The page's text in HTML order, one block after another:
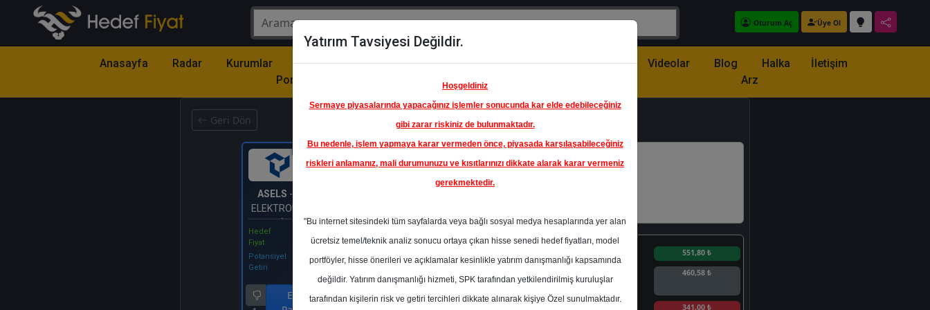
Oturum Aç Üye Ol
Anasayfa Radar Kurumlar
Model
Portföy
Hisse
Öne
Çıkanlar
Raporlar Partnerlerimiz Videolar Blog
Halka
Arz
İletişim
Geri Dön
ASELS - ASELSAN
ELEKTRONİK SANAYİ
VE TİCARET A.Ş.
Hedef
Fiyat
Potansiyel
Getiri
%-43.46
End.
En Yüksek Tahmin 551,80 ₺
Ortalama Fiyat
Tahmini
460,58 ₺
341,00 ₺
Yatırım Tavsiyesi Değildir.
Hoşgeldiniz
Sermaye piyasalarında yapacağınız işlemler sonucunda kar elde edebileceğiniz
gibi zarar riskiniz de bulunmaktadır.
Bu nedenle, işlem yapmaya karar vermeden önce, piyasada karşılaşabileceğiniz
riskleri anlamanız, mali durumunuzu ve kısıtlarınızı dikkate alarak karar vermeniz
gerekmektedir.
"Bu internet sitesindeki tüm sayfalarda veya bağlı sosyal medya hesaplarında yer alan
ücretsiz temel/teknik analiz sonucu ortaya çıkan hisse senedi hedef fiyatları, model
portföyler, hisse önerileri ve açıklamalar kesinlikle yatırım danışmanlığı kapsamında
değildir. Yatırım danışmanlığı hizmeti, SPK tarafından yetkilendirilmiş kuruluşlar
tarafından kişilerin risk ve getiri tercihleri dikkate alınarak kişiye Özel sunulmaktadır.